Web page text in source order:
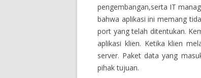
pengembangan,serta IT
bahwa aplikasi ini memang
port yang telah ditentukan.
aplikasi klien. Ketika klien
server. Paket data yang
pihak tujuan.